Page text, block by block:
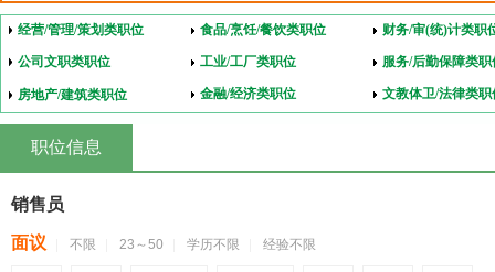
经营/管理/策划类职位 食品/烹饪/餐饮类职位 财务/审(统)计类职
公司文职类职位 工业/工厂类职位 服务/后勤保障类职
房地产/建筑类职位 金融/经济类职位 文教体卫/法律类职
职位信息
销售员
面议 不限 23～50 学历不限 经验不限